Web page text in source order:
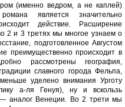
(именно ведром, а не каплей)
является значительно
действие. Расширение
2 и 3 третях мы многое узнаем о
подготовленное Августом
преимущественно происходит в
рассмотрены география,
славного города Фельпа,
уделено внимания Урготу
а-ля Генуя), ну и вскользь
аналог Венеции. Во 2 трети мы